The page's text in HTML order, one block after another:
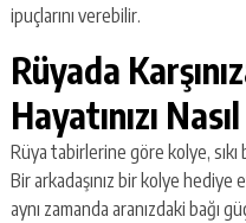
ipuçlarını verebilir.
Rüyada
Hayatınızı
Rüya tabirlerine göre kolye, sıkı
Bir arkadaşınız bir kolye
aynı zamanda aranızdaki bağı